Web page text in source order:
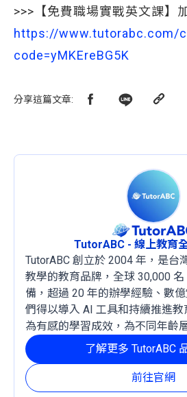
>>>【免費職場實戰英文課】
https://www.tutorabc.com/
code=yMKEreBG5K
分享這篇文章:
TutorABC - 線上教育
TutorABC 創立於 2004 年，是台
教學的教育品牌，全球 30,000
備，超過 20 年的辦學經驗、數
們得以導入 AI 工具和持續推進
為有感的學習成效，為不同年齡
定且有效的成長路徑。
前往官網
了解更多 TutorABC